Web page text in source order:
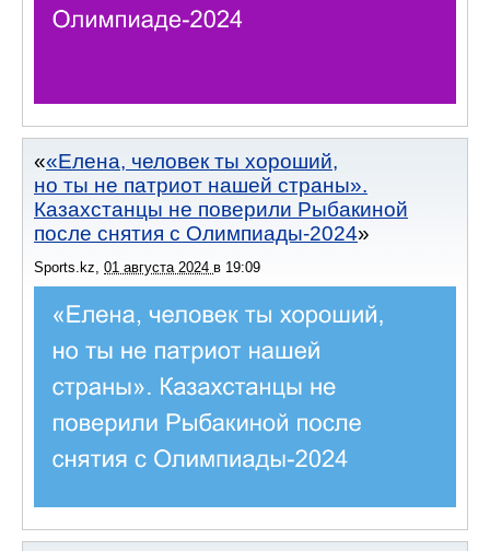
«Елена, человек ты хороший,
но ты не патриот нашей страны».
Казахстанцы не поверили Рыбакиной
после снятия с Олимпиады-2024
Sports.kz 01 августа 2024 в 19:09